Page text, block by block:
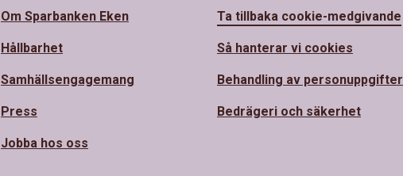
Om Sparbanken Eken
Hållbarhet
Samhällsengagemang
Press
Jobba hos oss
Ta tillbaka cookie-medgivande
Så hanterar vi cookies
Behandling av personuppgifter
Bedrägeri och säkerhet